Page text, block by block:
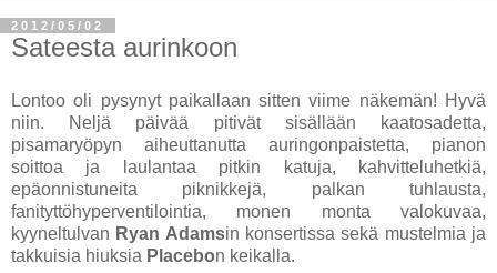
2012/05/02
Sateesta aurinkoon
Lontoo oli pysynyt paikallaan sitten viime näkemän! Hyvä
niin. Neljä päivää pitivät sisällään kaatosadetta,
pisamaryöpyn aiheuttanutta auringonpaistetta, pianon
soittoa ja laulantaa pitkin katuja, kahvitteluhetkiä,
epäonnistuneita piknikkejä, palkan tuhlausta,
fanityttöhyperventilointia, monen monta valokuvaa,
kyyneltulvan Ryan Adamsin konsertissa sekä mustelmia ja
takkuisia hiuksia Placebon keikalla.